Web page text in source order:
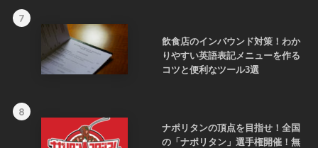
7
飲食店のインバウンド対策！わか
りやすい英語表記メニューを作る
コツと便利なツール3選
8
ナポリタンの頂点を目指せ！全国
の「ナポリタン」選手権開催！無